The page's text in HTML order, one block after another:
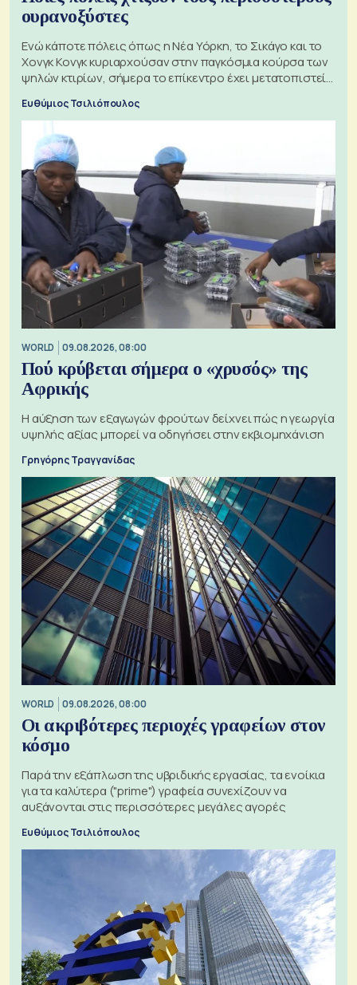
ουρανοξύστες
Ενώ κάποτε πόλεις όπως η Νέα Υόρκη, το Σικάγο και το
Χονγκ Κονγκ κυριαρχούσαν στην παγκόσμια κούρσα των
ψηλών κτιρίων, σήμερα το επίκεντρο έχει μετατοπιστεί
Ευθύμιος Τσιλιόπουλος
WORLD 09.08.2026, 08:00
Πού κρύβεται σήμερα ο «χρυσός» της
Αφρικής
Η αύξηση των εξαγωγών φρούτων δείχνει πώς η γεωργία
υψηλής αξίας μπορεί να οδηγήσει στην εκβιομηχάνιση
Γρηγόρης Τραγγανίδας
WORLD 09.08.2026, 08:00
Οι ακριβότερες περιοχές γραφείων στον
κόσμο
Παρά την εξάπλωση της υβριδικής εργασίας, τα ενοίκια
για τα καλύτερα ("prime") γραφεία συνεχίζουν να
αυξάνονται στις περισσότερες μεγάλες αγορές
Ευθύμιος Τσιλιόπουλος